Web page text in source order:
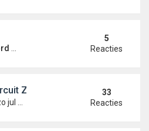
wo okt 17, 2012 7:52 pm
5
Reacties
Zolder
2012 5:17 pm
33
Reacties